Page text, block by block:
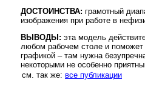
ДОСТОИНСТВА: грамотный
изображения при работе в
ВЫВОДЫ: эта модель
любом рабочем столе и
графикой – там нужна
некоторыми не особенно
см. так же: все публикации